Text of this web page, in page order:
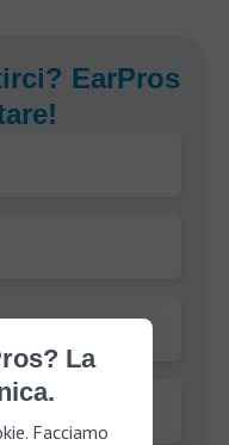
EarPros
La
Facciamo